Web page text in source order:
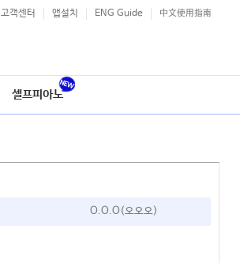
고객센터 앱설치 ENG Guide 中文使用指南
셀프피아노
O.O.O(오오오)